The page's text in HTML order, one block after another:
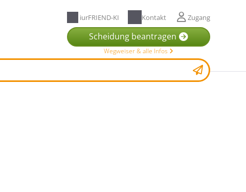
iurFRIEND-KI Kontakt Zugang
Scheidung beantragen
Wegweiser & alle Infos